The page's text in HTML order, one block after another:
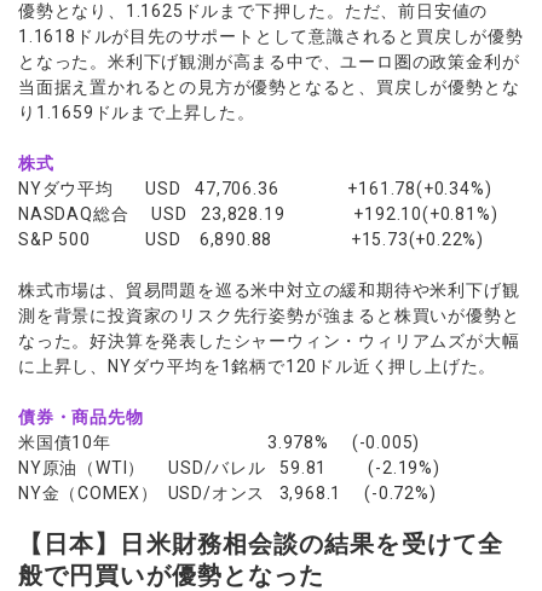
優勢となり、1.1625ドルまで下押した。ただ、前日安値の
1.1618ドルが目先のサポートとして意識されると買戻しが優勢
となった。米利下げ観測が高まる中で、ユーロ圏の政策金利が
当面据え置かれるとの見方が優勢となると、買戻しが優勢とな
り1.1659ドルまで上昇した。
株式
NYダウ平均 USD 47,706.36 +161.78(+0.34%)
NASDAQ総合 USD 23,828.19 +192.10(+0.81%)
S&P 500 USD 6,890.88 +15.73(+0.22%)
株式市場は、貿易問題を巡る米中対立の緩和期待や米利下げ観
測を背景に投資家のリスク先行姿勢が強まると株買いが優勢と
なった。好決算を発表したシャーウィン・ウィリアムズが大幅
に上昇し、NYダウ平均を1銘柄で120ドル近く押し上げた。
債券・商品先物
米国債10年 3.978% (-0.005)
NY原油（WTI） USD/バレル 59.81 (-2.19%)
NY金（COMEX） USD/オンス 3,968.1 (-0.72%)
【日本】日米財務相会談の結果を受けて全
般で円買いが優勢となった